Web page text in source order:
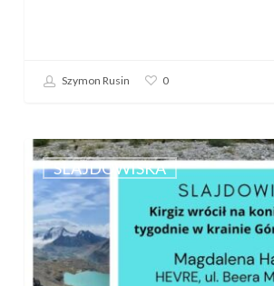
Szymon Rusin 0
SLAJDOWISKA
Zapraszamy
na
slajdowisko
„Kirgiz
wrócił
na
konia…”